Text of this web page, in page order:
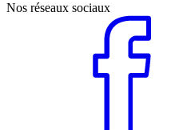
Nos réseaux sociaux